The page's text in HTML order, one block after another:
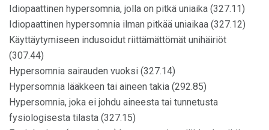
Idiopaattinen hypersomnia, jolla on pitkä uniaika (327.11)
Idiopaattinen hypersomnia ilman pitkää uniaikaa (327.12)
Käyttäytymiseen indusoidut riittämättömät unihäiriöt
(307.44)
Hypersomnia sairauden vuoksi (327.14)
Hypersomnia lääkkeen tai aineen takia (292.85)
Hypersomnia, joka ei johdu aineesta tai tunnetusta
fysiologisesta tilasta (327.15)